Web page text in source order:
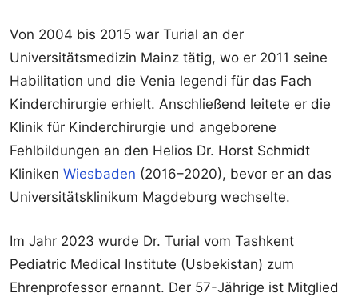
Von 2004 bis 2015 war Turial an der
Universitätsmedizin Mainz tätig, wo er 2011 seine
Habilitation und die Venia legendi für das Fach
Kinderchirurgie erhielt. Anschließend leitete er die
Klinik für Kinderchirurgie und angeborene
Fehlbildungen an den Helios Dr. Horst Schmidt
Kliniken Wiesbaden (2016–2020), bevor er an das
Universitätsklinikum Magdeburg wechselte.
Im Jahr 2023 wurde Dr. Turial vom Tashkent
Pediatric Medical Institute (Usbekistan) zum
Ehrenprofessor ernannt. Der 57-Jährige ist Mitglied